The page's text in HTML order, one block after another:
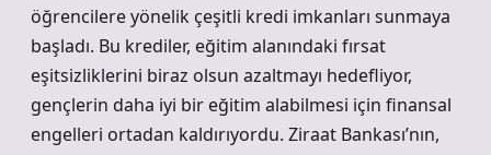
öğrencilere yönelik çeşitli kredi imkanları sunmaya
başladı. Bu krediler, eğitim alanındaki fırsat
eşitsizliklerini biraz olsun azaltmayı hedefliyor,
gençlerin daha iyi bir eğitim alabilmesi için finansal
engelleri ortadan kaldırıyordu. Ziraat Bankası’nın,